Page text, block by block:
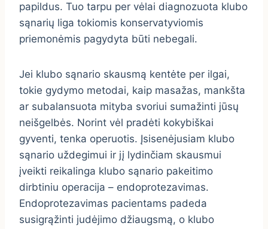
papildus. Tuo tarpu per vėlai diagnozuota klubo
sąnarių liga tokiomis konservatyviomis
priemonėmis pagydyta būti nebegali.
Jei klubo sąnario skausmą kentėte per ilgai,
tokie gydymo metodai, kaip masažas, mankšta
ar subalansuota mityba svoriui sumažinti jūsų
neišgelbės. Norint vėl pradėti kokybiškai
gyventi, tenka operuotis. Įsisenėjusiam klubo
sąnario uždegimui ir jį lydinčiam skausmui
įveikti reikalinga klubo sąnario pakeitimo
dirbtiniu operacija – endoprotezavimas.
Endoprotezavimas pacientams padeda
susigrąžinti judėjimo džiaugsmą, o klubo